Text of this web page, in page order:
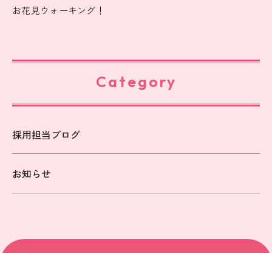
お花見ウォーキング！
Category
採用担当ブログ
お知らせ